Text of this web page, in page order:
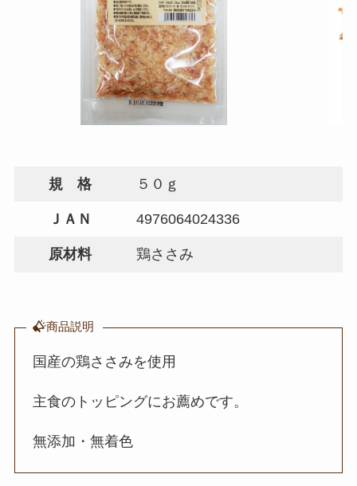
規 格 ５０ｇ
ＪＡＮ 4976064024336
原材料 鶏ささみ
商品説明
国産の鶏ささみを使用
主食のトッピングにお薦めです。
無添加・無着色